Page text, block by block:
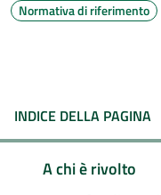
Normativa di riferimento
INDICE DELLA PAGINA
A chi è rivolto